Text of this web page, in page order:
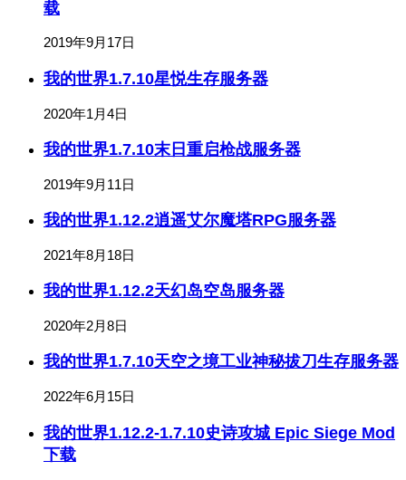
载
2019年9月17日
我的世界1.7.10星悦生存服务器
2020年1月4日
我的世界1.7.10末日重启枪战服务器
2019年9月11日
我的世界1.12.2逍遥艾尔魔塔RPG服务器
2021年8月18日
我的世界1.12.2天幻岛空岛服务器
2020年2月8日
我的世界1.7.10天空之境工业神秘拔刀生存服务器
2022年6月15日
我的世界1.12.2-1.7.10史诗攻城 Epic Siege Mod
下载